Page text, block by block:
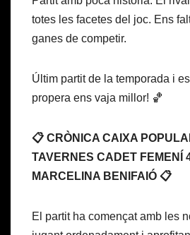
totes les facetes del joc. Ens
ganes de competir.
Últim partit de la temporada i
propera ens vaja millor! 🏀
📋 CRÒNICA CAIXA
TAVERNES CADET FEMENÍ
MARCELINA BENIFAIÓ 📋
El partit ha començat amb les